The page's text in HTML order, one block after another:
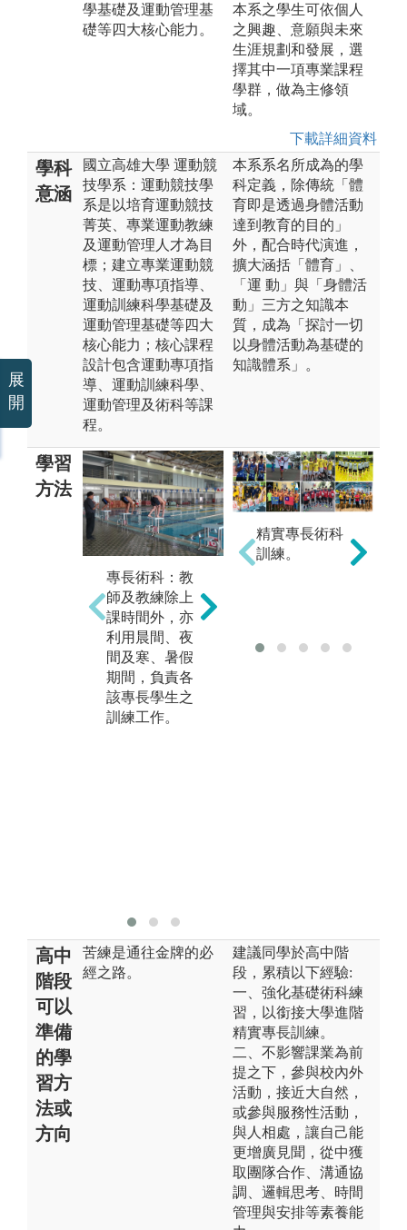
學基礎及運動管理基
礎等四大核心能力。
本系之學生可依個人
之興趣、意願與未來
生涯規劃和發展，選
擇其中一項專業課程
學群，做為主修領
域。
下載詳細資料
學科
意涵
國立高雄大學 運動競
技學系：運動競技學
系是以培育運動競技
菁英、專業運動教練
及運動管理人才為目
標；建立專業運動競
技、運動專項指導、
運動訓練科學基礎及
運動管理基礎等四大
核心能力；核心課程
設計包含運動專項指
導、運動訓練科學、
運動管理及術科等課
程。
本系系名所成為的學
科定義，除傳統「體
育即是透過身體活動
達到教育的目的」
外，配合時代演進，
擴大涵括「體育」、
「運 動」與「身體活
動」三方之知識本
質，成為「探討一切
以身體活動為基礎的
知識體系」。
學習
方法
專長術科：教
師及教練除上
課時間外，亦
利用晨間、夜
間及寒、暑假
期間，負責各
該專長學生之
訓練工作。
學科講授：教
師授課除以傳
程並輔以術科
精實專長術科
訓練。
高中
階段
可以
準備
的學
習方
法或
方向
苦練是通往金牌的必
經之路。
建議同學於高中階
段，累積以下經驗:
一、強化基礎術科練
習，以銜接大學進階
精實專長訓練。
二、不影響課業為前
提之下，參與校內外
活動，接近大自然，
或參與服務性活動，
與人相處，讓自己能
更增廣見聞，從中獲
取團隊合作、溝通協
調、邏輯思考、時間
管理與安排等素養能
展
開